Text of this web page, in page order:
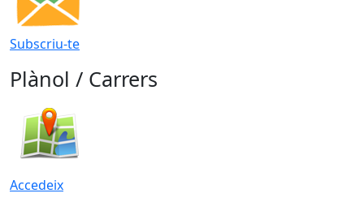
Subscriu-te
Plànol / Carrers
Accedeix